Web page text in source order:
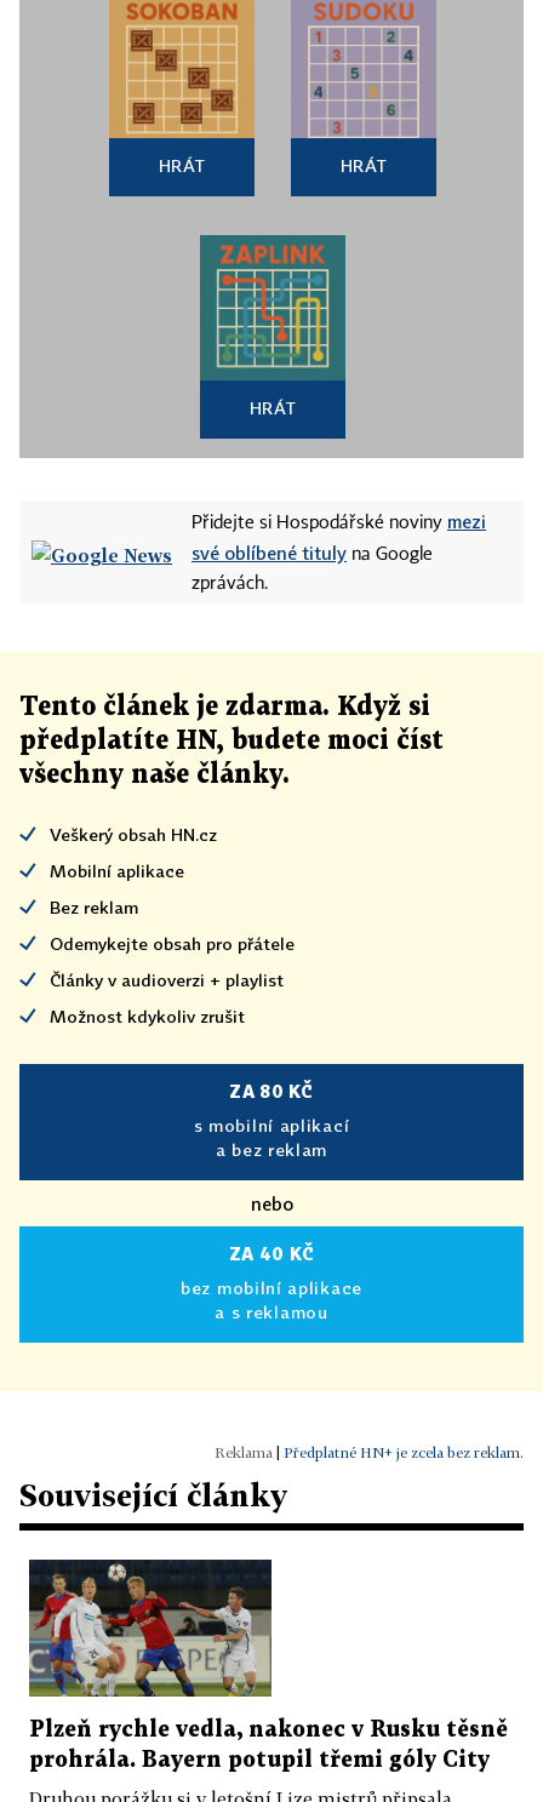
HRÁT HRÁT
HRÁT
Přidejte si Hospodářské noviny mezi
své oblíbené tituly na Google
zprávách.
Tento článek je zdarma. Když si
předplatíte HN, budete moci číst
všechny naše články.
Veškerý obsah HN.cz
Mobilní aplikace
Bez reklam
Odemykejte obsah pro přátele
Články v audioverzi + playlist
Možnost kdykoliv zrušit
ZA 80 KČ
s mobilní aplikací
a bez reklam
nebo
ZA 40 KČ
bez mobilní aplikace
a s reklamou
Předplatné HN+ je zcela bez reklam.
Související články
Plzeň rychle vedla, nakonec v Rusku těsně
prohrála. Bayern potupil třemi góly City